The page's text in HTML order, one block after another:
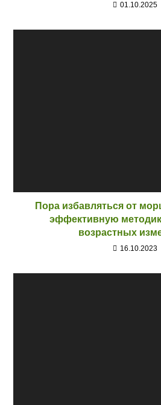
01.10.2025
Пора избавляться от
эффективную
возрастных
16.10.2023